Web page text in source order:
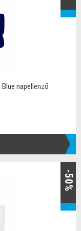
Blue napellenző
-50%